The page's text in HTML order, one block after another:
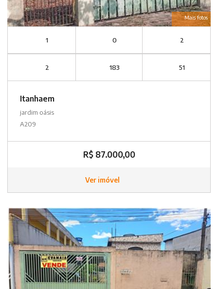
Mais fotos
1 0 2
2 183 51
Itanhaem
jardim oásis
A209
R$ 87.000,00
Ver imóvel